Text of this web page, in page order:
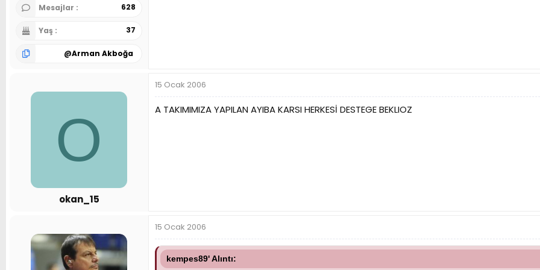
Mesajlar 628
Yaş 37
@Arman Akboğa
O
okan_15
15 Ocak 2006
A TAKIMIMIZA YAPILAN AYIBA KARSI HERKESİ DESTEGE BEKLIOZ
15 Ocak 2006
kempes89' Alıntı: